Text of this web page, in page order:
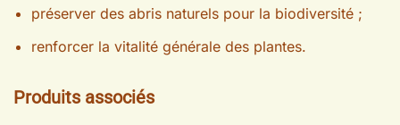
préserver des abris naturels pour la biodiversité ;
renforcer la vitalité générale des plantes.
Produits associés